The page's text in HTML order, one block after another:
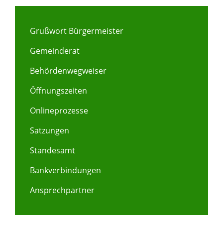
Grußwort Bürgermeister
Gemeinderat
Behördenwegweiser
Öffnungszeiten
Onlineprozesse
Satzungen
Standesamt
Bankverbindungen
Ansprechpartner